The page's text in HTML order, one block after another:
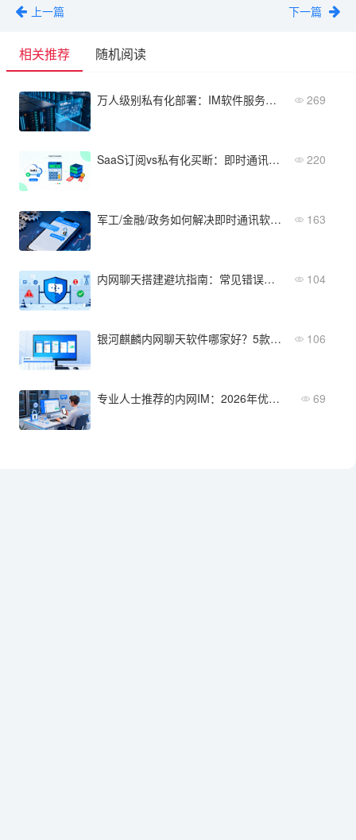
上一篇
下一篇
相关推荐 随机阅读
万人级别私有化部署：IM软件服务器配置测算指南 269
SaaS订阅vs私有化买断：即时通讯软件对比之总成本分析 220
军工/金融/政务如何解决即时通讯软件的安全性问题？ 163
内网聊天搭建避坑指南：常见错误与网络隔离正确做法 104
银河麒麟内网聊天软件哪家好？5款主流产品深度对比与选型指南 106
专业人士推荐的内网IM：2026年优选方案 69